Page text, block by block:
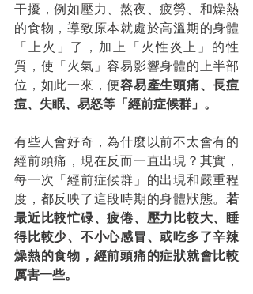
干擾，例如壓力、熬夜、疲勞、和燥熱
的食物，導致原本就處於高溫期的身體
「上火」了，加上「火性炎上」的性
質，使「火氣」容易影響身體的上半部
位，如此一來，便容易產生頭痛、長痘
痘、失眠、易怒等「經前症候群」。
有些人會好奇，為什麼以前不太會有的
經前頭痛，現在反而一直出現？其實，
每一次「經前症候群」的出現和嚴重程
度，都反映了這段時期的身體狀態。 若
最近比較忙碌、疲倦、壓力比較大、睡
得比較少、不小心感冒、或吃多了辛辣
燥熱的食物，經前頭痛的症狀就會比較
厲害一些。